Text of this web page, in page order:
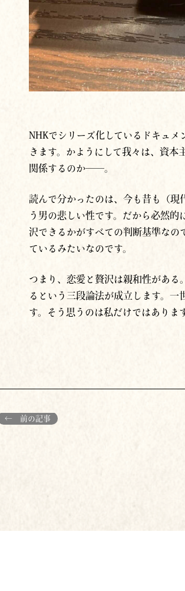
NHKでシリーズ化しているドキュ
きます。かようにして我々は、資本
関係するのか──。
読んで分かったのは、今も昔も（現
う男の悲しい性です。だから必然
沢できるかがすべての判断基準なの
ているみたいなのです。
つまり、恋愛と贅沢は親和性がある
るという三段論法が成立します。
す。そう思うのは私だけではありま
← 前の記事